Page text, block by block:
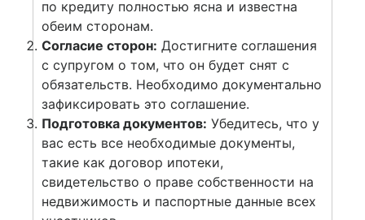
по кредиту полностью ясна и известна
обеим сторонам.
Согласие сторон: Достигните соглашения
с супругом о том, что он будет снят с
обязательств. Необходимо документально
зафиксировать это соглашение.
Подготовка документов: Убедитесь, что у
вас есть все необходимые документы,
такие как договор ипотеки,
свидетельство о праве собственности на
недвижимость и паспортные данные всех